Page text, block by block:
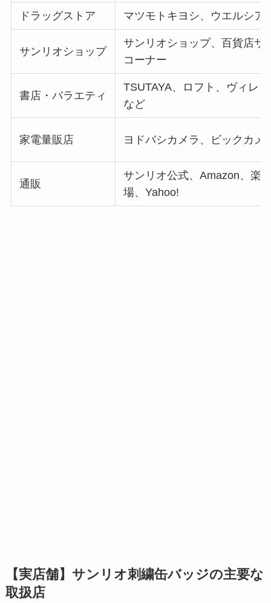
ドラッグストア マツモトキヨシ、ウエルシア
サンリオショップ
サンリオショップ、百貨店サ
コーナー
書店・バラエティ
TSUTAYA、ロフト、ヴィレ
など
家電量販店 ヨドバシカメラ、ビックカメ
通販
サンリオ公式、Amazon、楽
場、Yahoo!
【実店舗】サンリオ刺繍缶バッジの主要な
取扱店